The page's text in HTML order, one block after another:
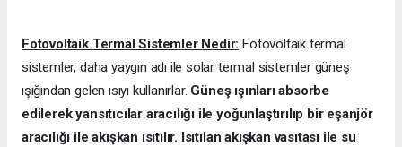
Fotovoltaik Termal Sistemler Nedir: Fotovoltaik termal
sistemler, daha yaygın adı ile solar termal sistemler güneş
ışığından gelen ısıyı kullanırlar. Güneş ışınları absorbe
edilerek yansıtıcılar aracılığı ile yoğunlaştırılıp bir eşanjör
aracılığı ile akışkan ısıtılır. Isıtılan akışkan vasıtası ile su